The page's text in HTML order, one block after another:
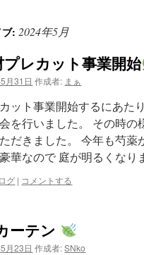
ブ:2024年5月
プレカット事業開始
月31日 作成者: まぁ
ット事業開始するにあた
を行いました。 その時の
だきました。 今年も芍薬
華なので 庭が明るくなり
グ | コメントする
ーテン
月23日 作成者: SNko